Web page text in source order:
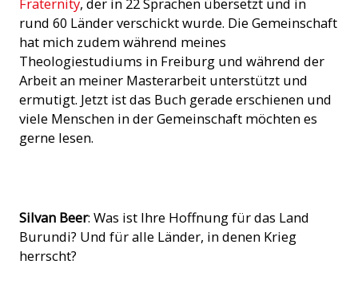
rund 60 Länder verschickt wurde. Die Gemeinschaft
hat mich zudem während meines
Theologiestudiums in Freiburg und während der
Arbeit an meiner Masterarbeit unterstützt und
ermutigt. Jetzt ist das Buch gerade erschienen und
viele Menschen in der Gemeinschaft möchten es
gerne lesen.
Silvan Beer: Was ist Ihre Hoffnung für das Land
Burundi? Und für alle Länder, in denen Krieg
herrscht?